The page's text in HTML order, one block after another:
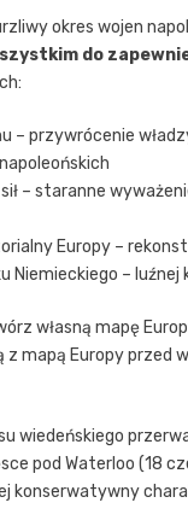
okres wojen
do
– przywrócenie
– staranne
Europy –
Niemieckiego –
własną mapę
mapą Europy przed
wiedeńskiego
pod Waterloo (18
konserwatywny